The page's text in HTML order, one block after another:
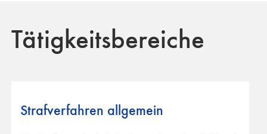
Tätigkeitsbereiche
Strafverfahren allgemein